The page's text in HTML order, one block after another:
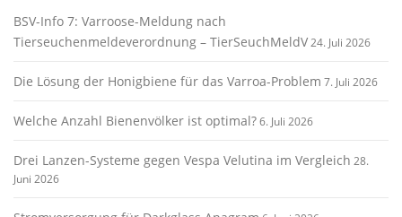
BSV-Info 7: Varroose-Meldung nach
Tierseuchenmeldeverordnung – TierSeuchMeldV24. Juli 2026
Die Lösung der Honigbiene für das Varroa-Problem 7. Juli 2026
Welche Anzahl Bienenvölker ist optimal?6. Juli 2026
Drei Lanzen-Systeme gegen Vespa Velutina im Vergleich 28.
Juni 2026